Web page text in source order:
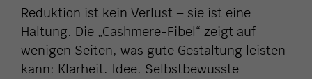
Reduktion ist kein Verlust – sie ist eine
Haltung. Die „Cashmere-Fibel“ zeigt auf
wenigen Seiten, was gute Gestaltung leisten
kann: Klarheit. Idee. Selbstbewusste